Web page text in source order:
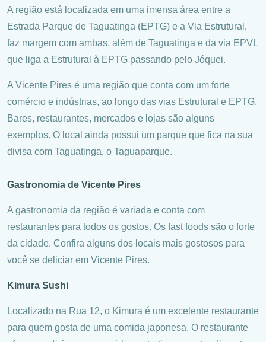
A região está localizada em uma imensa área entre a
Estrada Parque de Taguatinga (EPTG) e a Via Estrutural,
faz margem com ambas, além de Taguatinga e da via EPVL
que liga a Estrutural à EPTG passando pelo Jóquei.
A Vicente Pires é uma região que conta com um forte
comércio e indústrias, ao longo das vias Estrutural e EPTG.
Bares, restaurantes, mercados e lojas são alguns
exemplos. O local ainda possui um parque que fica na sua
divisa com Taguatinga, o Taguaparque.
Gastronomia de Vicente Pires
A gastronomia da região é variada e conta com
restaurantes para todos os gostos. Os fast foods são o forte
da cidade. Confira alguns dos locais mais gostosos para
você se deliciar em Vicente Pires.
Kimura Sushi
Localizado na Rua 12, o Kimura é um excelente restaurante
para quem gosta de uma comida japonesa. O restaurante